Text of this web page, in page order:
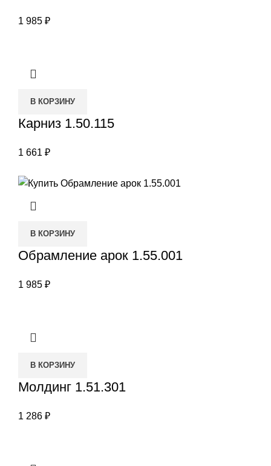
1 985 ₽
В КОРЗИНУ
Карниз 1.50.115
1 661 ₽
В КОРЗИНУ
Обрамление арок 1.55.001
1 985 ₽
В КОРЗИНУ
Молдинг 1.51.301
1 286 ₽